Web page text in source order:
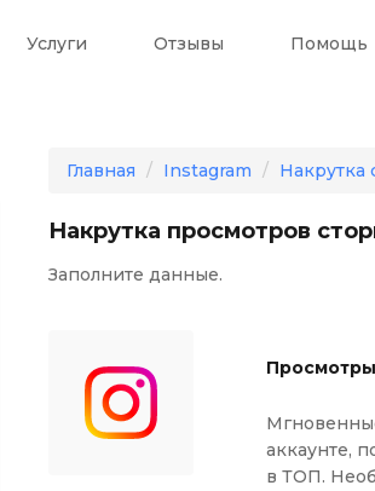
Услуги Отзывы Помощь
Главная Instagram Накрутка
Накрутка просмотров
Заполните данные.
аккаунте,
в ТОП.